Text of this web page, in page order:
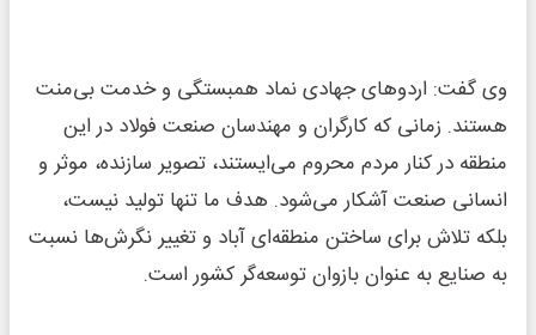
وی گفت: اردوهای جهادی نماد همبستگی و خدمت بی‌منت
هستند. زمانی که کارگران و مهندسان صنعت فولاد در این
منطقه در کنار مردم محروم می‌ایستند، تصویر سازنده، موثر و
انسانی صنعت آشکار می‌شود. هدف ما تنها تولید نیست،
بلکه تلاش برای ساختن منطقه‌ای آباد و تغییر نگرش‌ها نسبت
به صنایع به عنوان بازوان توسعه‌گر کشور است.